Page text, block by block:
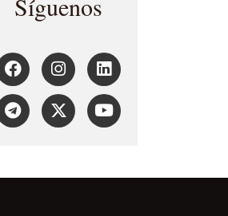
Síguenos